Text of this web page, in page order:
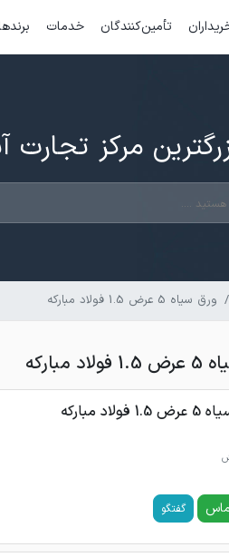
تأمین‌کنندگان خدمات
ورق سیاه 5 عرض 1.5 فولاد مبارکه
مبارکه
گفتگو